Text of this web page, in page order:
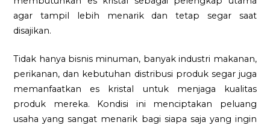
agar tampil lebih menarik dan tetap segar saat
disajikan.
Tidak hanya bisnis minuman, banyak industri makanan,
perikanan, dan kebutuhan distribusi produk segar juga
memanfaatkan es kristal untuk menjaga kualitas
produk mereka. Kondisi ini menciptakan peluang
usaha yang sangat menarik bagi siapa saja yang ingin